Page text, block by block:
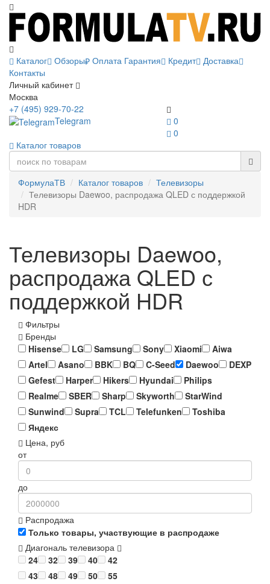
Каталог Обзоры Оплата Гарантия Кредит
Доставка
Контакты
Личный кабинет
Москва
0
0
+7 (495) 929-70-22
Telegram
Каталог товаров
ФормулаТВ Каталог товаров
Телевизоры
Телевизоры Daewoo, распродажа QLED с поддержкой
HDR
Телевизоры Daewoo,
распродажа QLED с
поддержкой HDR
Фильтры
Бренды
Hisense
LG Samsung Sony Xiaomi
Aiwa
Artel
Asano BBK BQ C-Seed Daewoo
DEXP
Gefest
Harper Hikers Hyundai
Philips
Realme
SBER Sharp Skyworth
StarWind
Sunwind
Supra TCL Telefunken
Toshiba
Яндекс
Цена, руб
от
до
Распродажа
Только товары, участвующие в распродаже
Диагональ телевизора
24
32 39 40
42
43
48 49 50
55